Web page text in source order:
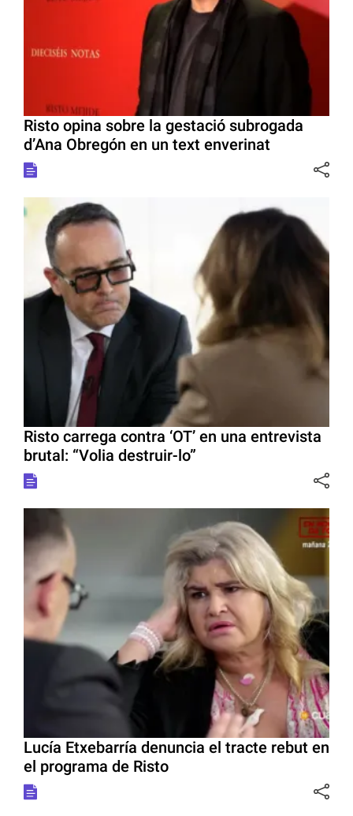
Risto opina sobre la gestació subrogada
d’Ana Obregón en un text enverinat
Risto carrega contra ‘OT’ en una entrevista
brutal: “Volia destruir-lo”
Lucía Etxebarría denuncia el tracte rebut en
el programa de Risto